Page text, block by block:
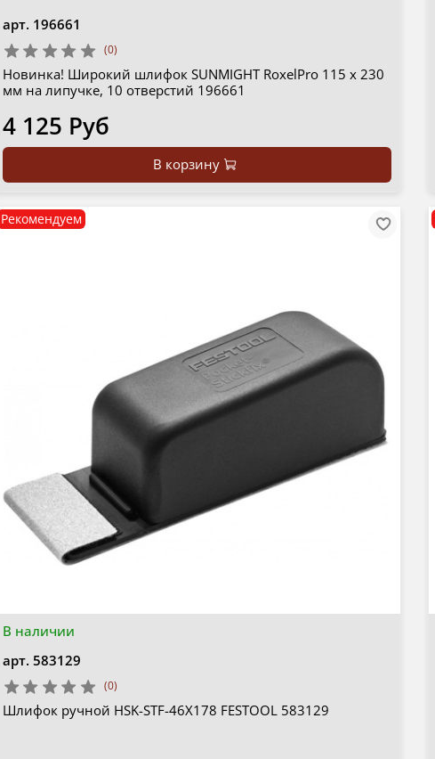
арт. 196661
(0)
Новинка! Широкий шлифок SUNMIGHT RoxelPro 115 х 230
мм на липучке, 10 отверстий 196661
4 125 Руб
В корзину
В наличии
Рекомендуем
арт. 583129
(0)
Шлифок ручной HSK-STF-46X178 FESTOOL 583129